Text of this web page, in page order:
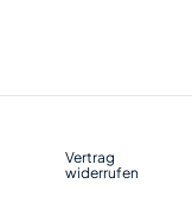
Vertrag
widerrufen